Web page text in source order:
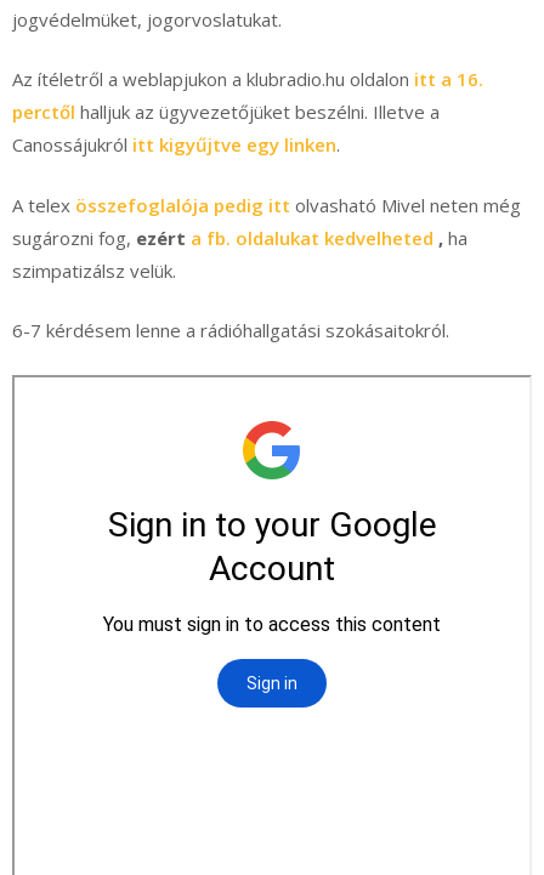
jogvédelmüket, jogorvoslatukat.
Az ítéletről a weblapjukon a klubradio.hu oldalon itt a 16.
perctől halljuk az ügyvezetőjüket beszélni. Illetve a
Canossájukról itt kigyűjtve egy linken.
A telex összefoglalója pedig itt olvasható Mivel neten még
sugározni fog, ezért a fb. oldalukat kedvelheted , ha
szimpatizálsz velük.
6-7 kérdésem lenne a rádióhallgatási szokásaitokról.